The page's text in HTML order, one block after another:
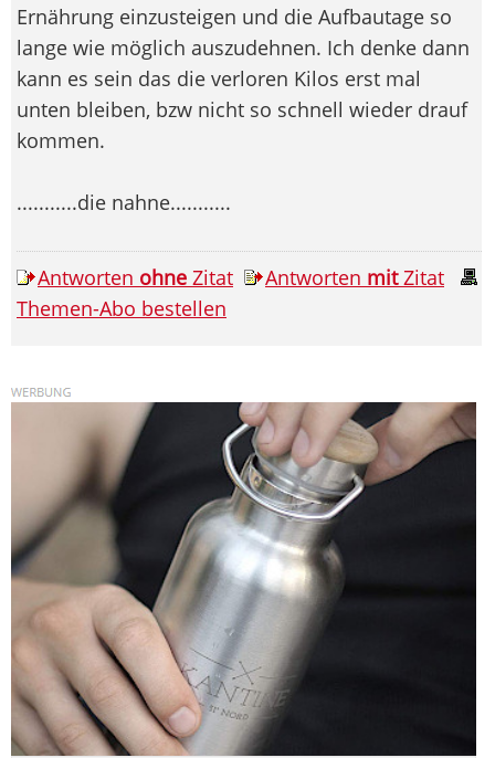
Ernährung einzusteigen und die Aufbautage so
lange wie möglich auszudehnen. Ich denke dann
kann es sein das die verloren Kilos erst mal
unten bleiben, bzw nicht so schnell wieder drauf
kommen.
...........die nahne...........
Antworten ohne Zitat Antworten mitZitat
Themen-Abo bestellen